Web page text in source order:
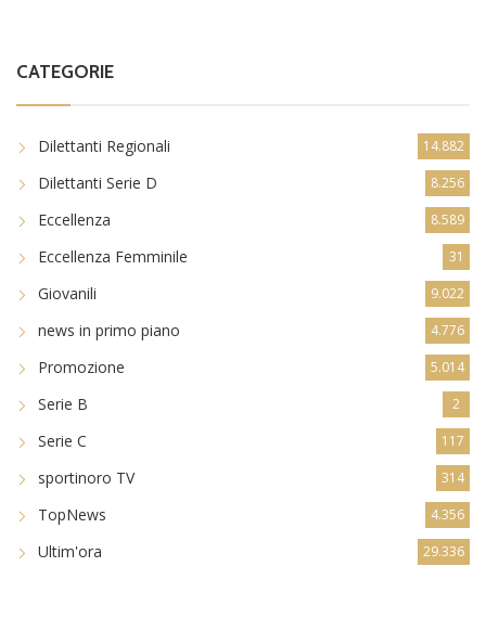
CATEGORIE
Dilettanti Regionali 14.882
Dilettanti Serie D 8.256
Eccellenza 8.589
Eccellenza Femminile 31
Giovanili 9.022
news in primo piano 4.776
Promozione 5.014
Serie B 2
Serie C 117
sportinoro TV 314
TopNews 4.356
Ultim'ora 29.336